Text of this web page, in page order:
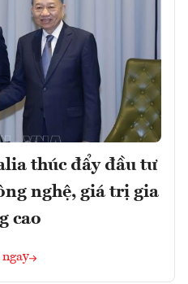
thúc đẩy đầu tư
nghệ, giá trị gia
cao